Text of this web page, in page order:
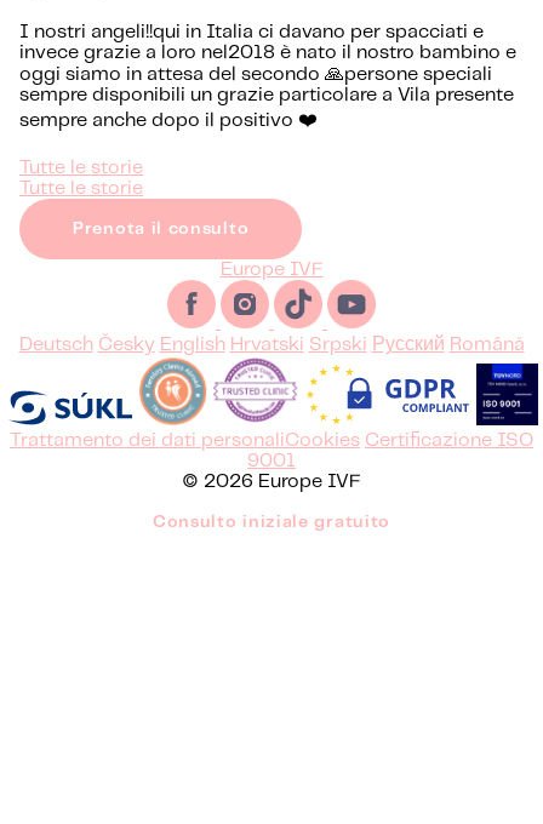
I nostri angeli!!qui in Italia ci davano per spacciati e
invece grazie a loro nel2018 è nato il nostro bambino e
oggi siamo in attesa del secondo 🙏persone speciali
sempre disponibili un grazie particolare a Vila presente
sempre anche dopo il positivo ❤️
Tutte le storie
Tutte le storie
Prenota il consulto
Europe IVF
Deutsch Česky English Hrvatski Srpski Русский Română
Trattamento dei dati personaliCookies Certificazione ISO
9001
© 2026 Europe IVF
Consulto iniziale gratuito